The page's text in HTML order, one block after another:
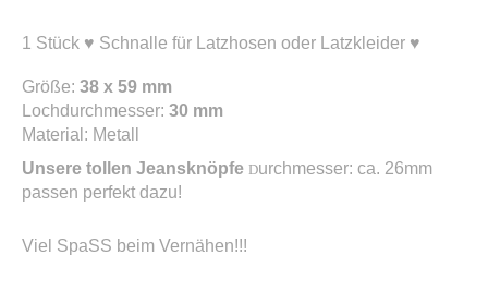
1 Stück ♥ Schnalle für Latzhosen oder Latzkleider ♥
Größe: 38 x 59 mm
Lochdurchmesser: 30 mm
Material: Metall
Unsere tollen Jeansknöpfe Durchmesser: ca. 26mm
passen perfekt dazu!
Viel SpaSS beim Vernähen!!!